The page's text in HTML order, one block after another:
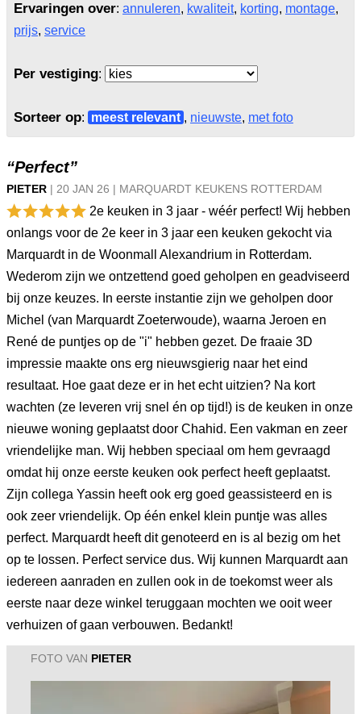
Ervaringen over: annuleren, kwaliteit, korting, montage,
prijs, service
Per vestiging:
Sorteer op: meest relevant , nieuwste, met foto
“Perfect”
PIETER | 20 JAN 26 | MARQUARDT KEUKENS ROTTERDAM
2e keuken in 3 jaar - wéér perfect! Wij hebben
onlangs voor de 2e keer in 3 jaar een keuken gekocht via
Marquardt in de Woonmall Alexandrium in Rotterdam.
Wederom zijn we ontzettend goed geholpen en geadviseerd
bij onze keuzes. In eerste instantie zijn we geholpen door
Michel (van Marquardt Zoeterwoude), waarna Jeroen en
René de puntjes op de "i" hebben gezet. De fraaie 3D
impressie maakte ons erg nieuwsgierig naar het eind
resultaat. Hoe gaat deze er in het echt uitzien? Na kort
wachten (ze leveren vrij snel én op tijd!) is de keuken in onze
nieuwe woning geplaatst door Chahid. Een vakman en zeer
vriendelijke man. Wij hebben speciaal om hem gevraagd
omdat hij onze eerste keuken ook perfect heeft geplaatst.
Zijn collega Yassin heeft ook erg goed geassisteerd en is
ook zeer vriendelijk. Op één enkel klein puntje was alles
perfect. Marquardt heeft dit genoteerd en is al bezig om het
op te lossen. Perfect service dus. Wij kunnen Marquardt aan
iedereen aanraden en zullen ook in de toekomst weer als
eerste naar deze winkel teruggaan mochten we ooit weer
verhuizen of gaan verbouwen. Bedankt!
FOTO VAN PIETER